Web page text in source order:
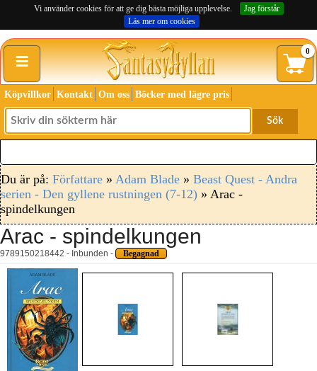
Vi använder cookies för att ge dig bästa möjliga upplevelse.
Jag förstår
Läs mer om cookies
≡ 0
Köpvillkor Kontakt Om oss Böcker med lägre pris
Sök
Du är på: Författare » Adam Blade » Beast Quest - Andra
serien - Den gyllene rustningen (7-12) » Arac -
spindelkungen
Arac - spindelkungen
9789150218442 - Inbunden - Begagnad